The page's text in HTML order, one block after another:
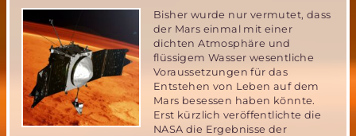
Bisher wurde nur vermutet, dass
der Mars einmal mit einer
dichten Atmosphäre und
flüssigem Wasser wesentliche
Voraussetzungen für das
Entstehen von Leben auf dem
Mars besessen haben könnte.
Erst kürzlich veröffentlichte die
NASA die Ergebnisse der